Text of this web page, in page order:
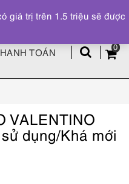
0
TOÁN
VALENTINO
dụng/Khá mới
giá trị trên 1.5 triệu sẽ được